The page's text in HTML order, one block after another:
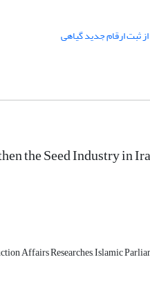
ثبت ارقام جدید گیاهی
the Seed Industry in
Affairs Researches, Islamic